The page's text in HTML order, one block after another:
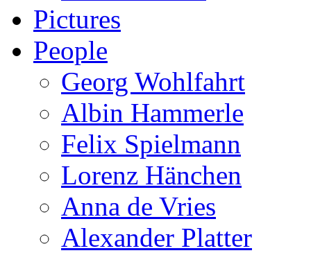
Pictures
People
Georg Wohlfahrt
Albin Hammerle
Felix Spielmann
Lorenz Hänchen
Anna de Vries
Alexander Platter